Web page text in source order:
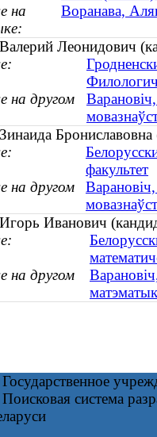
на
Воранава,
Леонидович
другом
факультет
другом
Иванович
другом
система